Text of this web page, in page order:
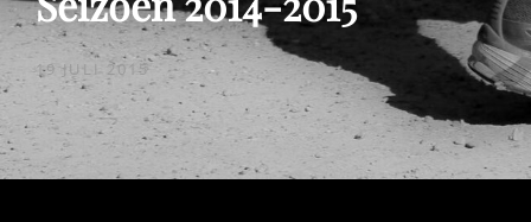
GEPUBLICEERD
OP
19 JULI 2015